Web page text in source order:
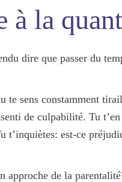
à la
dire que passer du
te sens constamment
de culpabilité. Tu
t’inquiètes: est-ce
approche de la